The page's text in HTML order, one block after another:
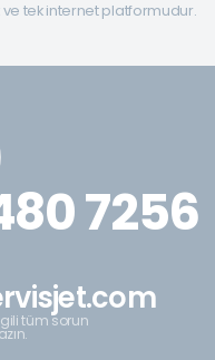
ve tek internet platformudur.
7256
tüm sorun